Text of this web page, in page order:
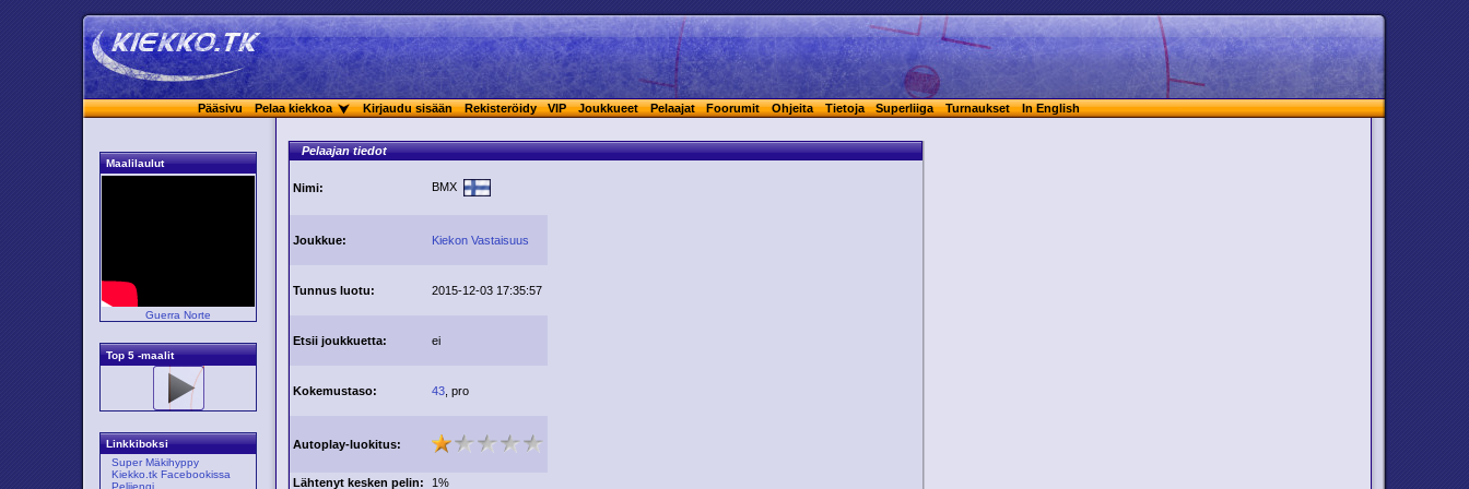
Pääsivu Pelaa kiekkoa Kirjaudu sisään Rekisteröidy VIP Joukkueet Pelaajat Foorumit Ohjeita Tietoja Superliiga Turnaukset In English
Maalilaulut
Guerra Norte
Top 5 -maalit
Linkkiboksi
Super Mäkihyppy
Kiekko.tk Facebookissa
Pelijengi
Pelaajan tiedot
Nimi: BMX
Joukkue: Kiekon Vastaisuus
Tunnus luotu: 2015-12-03 17:35:57
Etsii joukkuetta: ei
Kokemustaso: 43 , pro
Autoplay-luokitus:
Lähtenyt kesken pelin: 1%